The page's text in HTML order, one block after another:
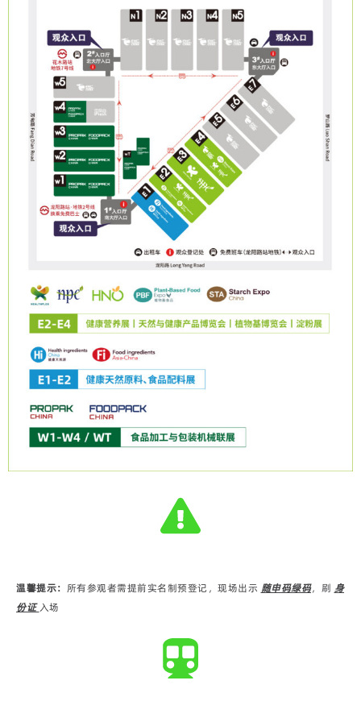
温馨提示： 所有参观者需提前实名制预登记，现场出示 随申码绿码，刷 身
份证入场